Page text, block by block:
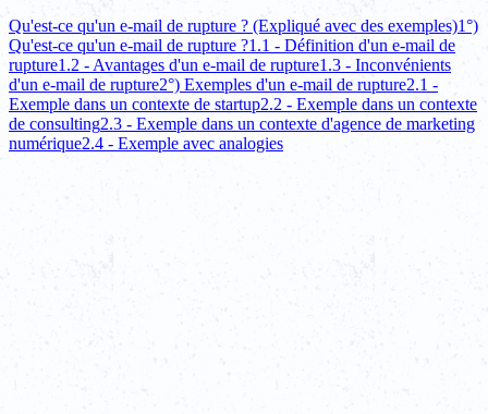
Qu'est-ce qu'un e-mail de rupture ? (Expliqué avec des exemples)1°)
Qu'est-ce qu'un e-mail de rupture ?1.1 - Définition d'un e-mail de
rupture1.2 - Avantages d'un e-mail de rupture1.3 - Inconvénients
d'un e-mail de rupture2°) Exemples d'un e-mail de rupture2.1 -
Exemple dans un contexte de startup2.2 - Exemple dans un contexte
de consulting2.3 - Exemple dans un contexte d'agence de marketing
numérique2.4 - Exemple avec analogies